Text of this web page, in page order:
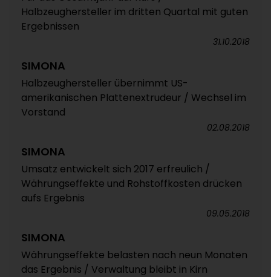
Halbzeughersteller im dritten Quartal mit guten
Ergebnissen
31.10.2018
SIMONA
Halbzeughersteller übernimmt US-
amerikanischen Plattenextrudeur / Wechsel im
Vorstand
02.08.2018
SIMONA
Umsatz entwickelt sich 2017 erfreulich /
Währungseffekte und Rohstoffkosten drücken
aufs Ergebnis
09.05.2018
SIMONA
Währungseffekte belasten nach neun Monaten
das Ergebnis / Verwaltung bleibt in Kirn